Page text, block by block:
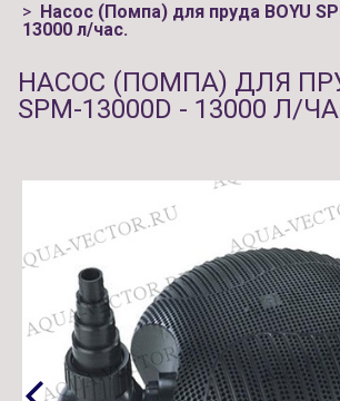
Насос (Помпа) для пруда BOYU
13000 л/час.
НАСОС (ПОМПА) ДЛЯ
SPM-13000D - 13000 Л/